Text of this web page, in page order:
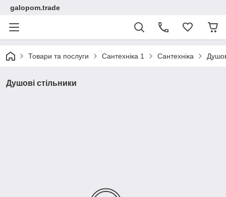
galopom.trade
Товари та послуги Сантехніка 1 Сантехніка
Душові стільники